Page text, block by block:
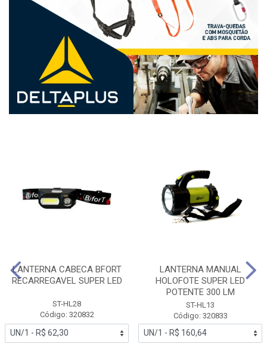
LANTERNA CABECA BFORT
RECARREGAVEL SUPER LED
ST-HL28
Código: 320832
LANTERNA MANUAL
HOLOFOTE SUPER LED
POTENTE 300 LM
ST-HL13
Código: 320833